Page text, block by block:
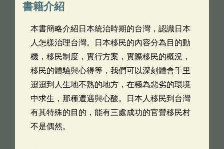
書籍介紹
本書簡略介紹日本統治時期的台灣，認識日本
人怎樣治理台灣。日本移民的內容分為目的動
機，移民制度，實行方案，實際移民的概況，
移民的體驗與心得等，我們可以深刻體會千里
迢迢到人生地不熟的地方，在極為惡劣的環境
中求生，那種遭遇與心酸。日本人移民到台灣
有其特殊的目的，能有三處成功的官營移民村
不是偶然。